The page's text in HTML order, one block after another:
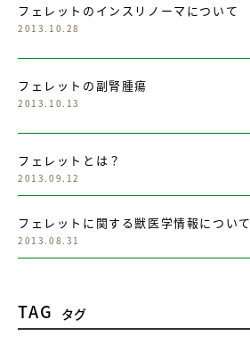
フェレットのインスリノーマについて
2013.10.28
フェレットの副腎腫瘍
2013.10.13
フェレットとは？
2013.09.12
フェレットに関する獣医学情報について
2013.08.31
TAG タグ